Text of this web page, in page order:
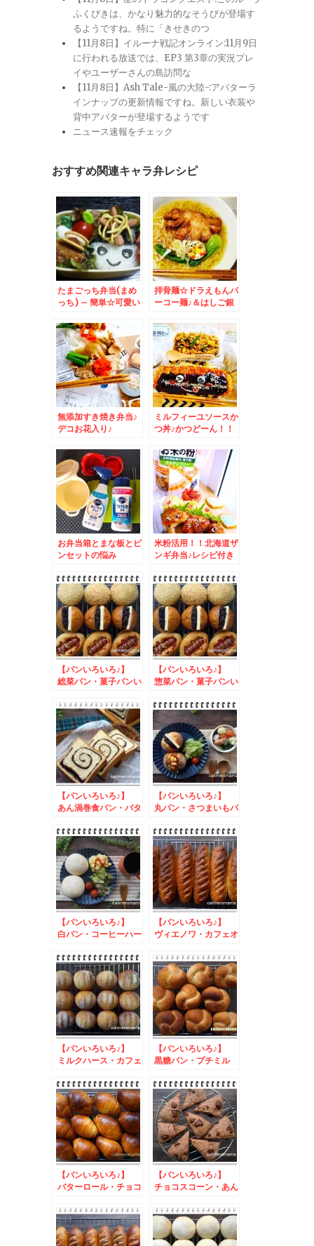
ふくびきは、かなり魅力的なそうびが登場す
るようですね。特に「きせきのつ
【11月8日】イルーナ戦記オンライン:11月9日
に行われる放送では、EP3 第3章の実況プレ
イやユーザーさんの島訪問な
【11月8日】Ash Tale-風の大陸-:アバターラ
インナップの更新情報ですね。新しい衣装や
背中アバターが登場するようです
ニュース速報をチェック
おすすめ関連キャラ弁レシピ
たまごっち弁当(まめ
っち) – 簡単☆可愛い
拝骨麺☆ドラえもんパ
ーコー麺♪＆はしご銀
無添加すき焼き弁当♪
デコお花入り♪
ミルフィーユソースか
つ丼♪かつどーん！！
「みよしの餃子」ジャ
ンボ定食♪
お弁当箱とまな板とピ
ンセットの悩み
あとラクミストと つ
けおき粉末で解
決！！！
米粉活用！！北海道ザ
ンギ弁当♪レシピ付き
`*)
【パンいろいろ♪】
総菜パン・菓子パンい
【パンいろいろ♪】
惣菜パン・菓子パンい
【パンいろいろ♪】
あん渦巻食パン・バタ
シリアル
【パンいろいろ♪】
丸パン・さつまいもパ
【パンいろいろ♪】
白パン・コーヒーハー
パン
【パンいろいろ♪】
ヴィエノワ・カフェオ
【パンいろいろ♪】
ミルクハース・カフェ
ーン
【パンいろいろ♪】
黒糖パン・プチミル
【パンいろいろ♪】
バターロール・チョコ
ョコパン
【パンいろいろ♪】
チョコスコーン・あん